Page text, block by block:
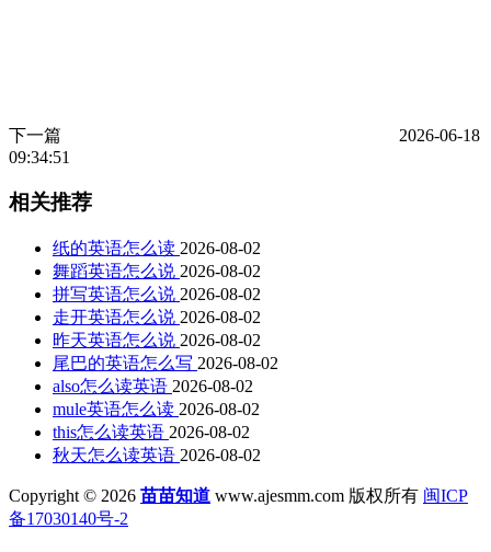
下一篇
2026-06-18
09:34:51
相关推荐
纸的英语怎么读 2026-08-02
舞蹈英语怎么说 2026-08-02
拼写英语怎么说 2026-08-02
走开英语怎么说 2026-08-02
昨天英语怎么说 2026-08-02
尾巴的英语怎么写 2026-08-02
also怎么读英语 2026-08-02
mule英语怎么读 2026-08-02
this怎么读英语 2026-08-02
秋天怎么读英语 2026-08-02
Copyright © 2026 苗苗知道 www.ajesmm.com 版权所有 闽ICP
备17030140号-2